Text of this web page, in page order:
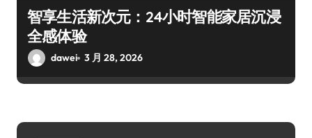
智享生活新次元：24小时智能家居沉浸
全感体验
dawei 3 月 28, 2026